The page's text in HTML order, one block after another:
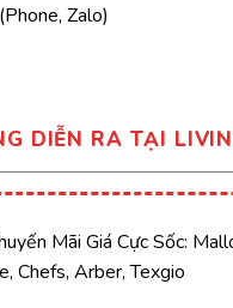
(Phone, Zalo)
DIỄN RA TẠI
Mãi Giá Cực Sốc:
Chefs, Arber, Texgio